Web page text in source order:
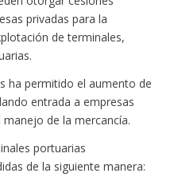
privadas para la
de terminales,
ha permitido el aumento de
entrada a empresas
de la mercancía.
portuarias
de la siguiente manera: